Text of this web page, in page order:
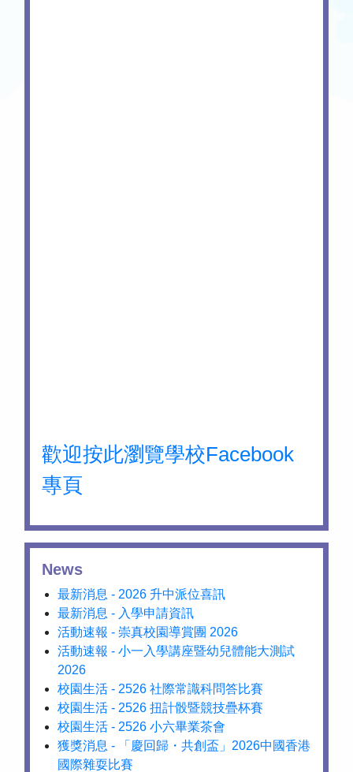
歡迎按此瀏覽學校Facebook
專頁
News
最新消息 - 2026 升中派位喜訊
最新消息 - 入學申請資訊
活動速報 - 崇真校園導賞團 2026
活動速報 - 小一入學講座暨幼兒體能大測試
2026
校園生活 - 2526 社際常識科問答比賽
校園生活 - 2526 扭計骰暨競技疊杯賽
校園生活 - 2526 小六畢業茶會
獲獎消息 - 「慶回歸・共創盃」2026中國香港
國際雜耍比賽